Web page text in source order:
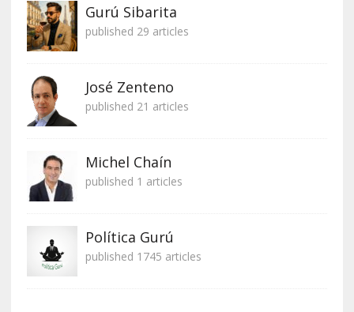
Gurú Sibarita
published 29 articles
José Zenteno
published 21 articles
Michel Chaín
published 1 articles
Política Gurú
published 1745 articles